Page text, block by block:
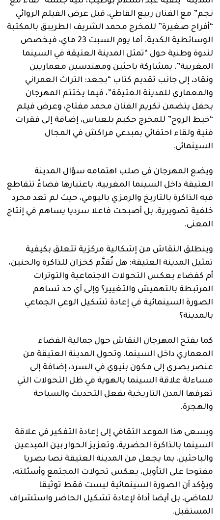
نجم” مع الفنان ربيع القاطي، قبل عرض الفيلم الروائي
“أفراح صغيرة” للمخرج محمد الشريف الطريبق بالمكتبة
الوسائطية الكدية. أما يوم السبت 23 ماي، فيخصص
لندوة وطنية حول “تمثل المدينة العتيقة في السينما
المغربية”، بمشاركة باحثين ومهندسين معماريين
ونقاد، إلى جانب تقديم كتاب “بجعد: التراث العمراني
والمعماري للمدينة العتيقة”، فيما يختتم المهرجان
بحفل يتضمن تكريم الفنان محمد مفتاح، وعرض فيلم
“خيط الروح” للمخرج حكيم بلعباس، إضافة إلى فقرات
فنية ولقاء احتفائي بمبدعي مراكش في المجال
السينمائي.
ويضع المهرجان في صلب اهتمامه سؤال المدينة
العتيقة داخل السينما المغربية، باعتبارها فضاءً تتقاطع
فيه الذاكرة بالتاريخ والرمزي باليومي، حيث لم تعد مجرد
خلفية تصويرية، بل أصبحت فاعلا سرديا يساهم في إنتاج
المعنى.
وينطلق النقاش من إشكالية مركزية تتعلق بكيفية
تمثيل المدينة العتيقة: هل تُقدَّم كخزان للذاكرة والحنين،
أم كفضاء يعكس التحولات الاجتماعية والتوترات
المرتبطة بالتهميش والتغيير؟ وإلى أي حد تساهم
الصورة السينمائية في إعادة تشكيل الوعي الجماعي
بالمدينة؟
كما يفتح المهرجان النقاش حول جمالية الفضاء
المعماري داخل السينما، وتحول المدينة العتيقة من
عنصر بصري إلى مكون بنيوي في السرد، إضافة إلى
مساءلة علاقة السينما بالهوية في ظل التحولات التي
تعرفها المدن التاريخية بفعل التحديث والسياحة
والهجرة.
ويسعى هذا الموعد الثقافي إلى إعادة التفكير في علاقة
السينما بالذاكرة الحضرية، وتعزيز الحوار بين المبدعين
والباحثين، بما يجعل من المدينة العتيقة نصا بصريا
مفتوحا على التأويل، يعكس تحولات المجتمع وأسئلته،
ويؤكد أن الصورة السينمائية ليست فقط توثيقا
للماضي، بل أيضا أداة لإعادة تشكيل الحاضر واستشراف
المستقبل.